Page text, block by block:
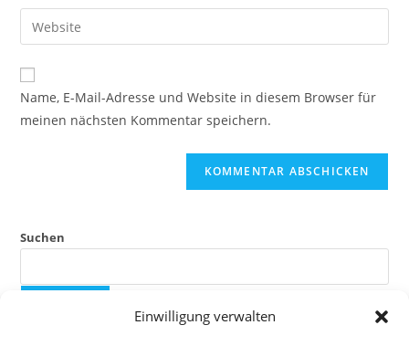
Einwilligung verwalten
zum
Kommentieren
ein
E-
Mail-
zum
Kommentieren
ein
Gib
deine
Website-
URL
Name, E-Mail-Adresse und Website in diesem Browser für
meinen nächsten Kommentar speichern.
Suchen